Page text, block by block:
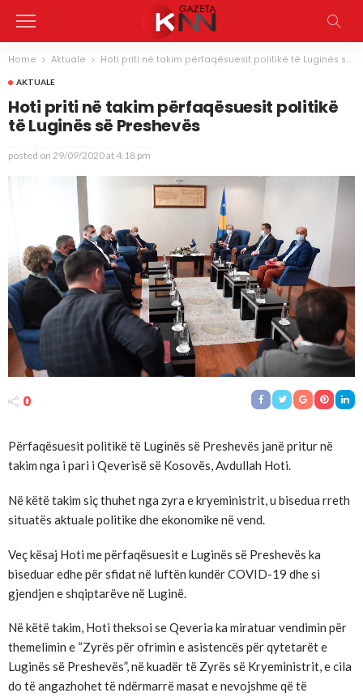
Home Aktuale Hoti priti në takim përfaqësuesit politikë të Luginës së Preshevës
AKTUALE
Hoti priti në takim përfaqësuesit politikë
të Luginës së Preshevës
posted on 29/09/2020 at 4:18 pm
0
Përfaqësuesit politikë të Luginës së Preshevës janë pritur në
takim nga i pari i Qeverisë së Kosovës, Avdullah Hoti.
Në këtë takim siç thuhet nga zyra e kryeministrit, u bisedua rreth
situatës aktuale politike dhe ekonomike në vend.
Veç kësaj Hoti me përfaqësuesit e Luginës së Preshevës ka
biseduar edhe për sfidat në luftën kundër COVID-19 dhe si
gjendjen e shqiptarëve në Luginë.
Në këtë takim, Hoti theksoi se Qeveria ka miratuar vendimin për
themelimin e “Zyrës për ofrimin e asistencës për qytetarët e
Luginës së Preshevës”, në kuadër të Zyrës së Kryeministrit, e cila
do të angazhohet të ndërmarrë masat e nevojshme që të